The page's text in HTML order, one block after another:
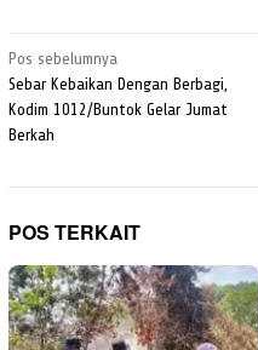
Navigasi
pos
Pos sebelumnya
Sebar Kebaikan Dengan Berbagi,
Kodim 1012/Buntok Gelar Jumat
Berkah
POS TERKAIT